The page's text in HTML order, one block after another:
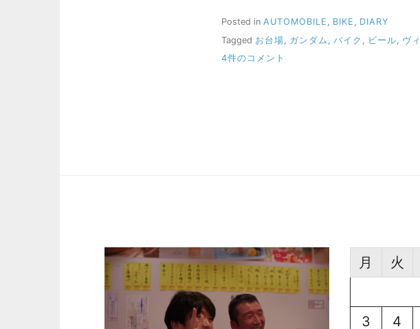
Posted in AUTOMOBILE , BIKE , DIARY
Tagged お台場 ガンダム バイク ビール ヴ
旧
4件のコメント
月
火
3
4